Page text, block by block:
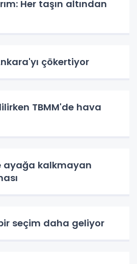
Her taşın altından
çökertiyor
TBMM'de hava
ayağa kalkmayan
seçim daha geliyor